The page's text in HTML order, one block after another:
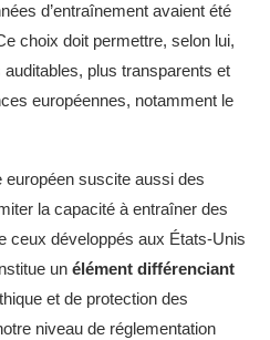
d’entraînement avaient été
choix doit permettre, selon lui,
plus transparents et
européennes, notamment le
suscite aussi des
la capacité à entraîner des
ceux développés aux États-Unis
un élément différenciant
et de protection des
niveau de réglementation